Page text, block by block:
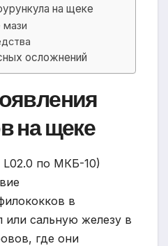
на щеке
мази
осложнений
на щеке
по МКБ-10)
в
или сальную железу в
где они